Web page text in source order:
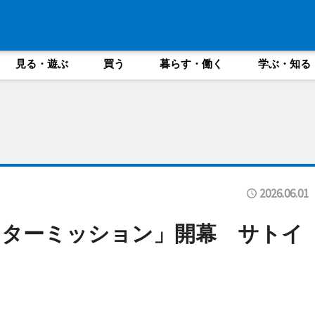
見る・遊ぶ 買う 暮らす・働く 学ぶ・知る
2026.06.01
ーミッション」開幕 サトイ